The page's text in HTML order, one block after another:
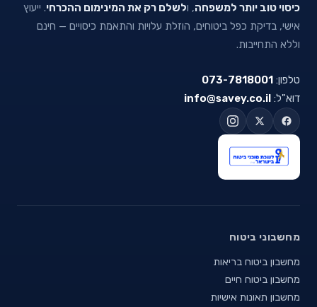
כיסוי טוב יותר למשפחה, ולשלם רק את המינימום ההכרחי. ייעוץ
אישי, בדיקת כפל ביטוחים, הוזלת עלויות והתאמת כיסויים — חינם
וללא התחייבות.
טלפון: 073-7818001
דוא"ל: info@savey.co.il
מחשבוני ביטוח
מחשבון ביטוח בריאות
מחשבון ביטוח חיים
מחשבון תאונות אישיות